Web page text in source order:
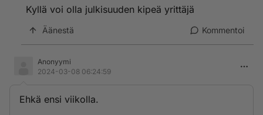
Kyllä voi olla julkisuuden kipeä yrittäjä
Äänestä Kommentoi
Anonyymi
2024-03-08 06:24:59
Ehkä ensi viikolla.